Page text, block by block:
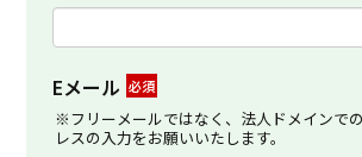
Eメール
※フリーメールではなく、法人ドメインで
レスの入力をお願いいたします。